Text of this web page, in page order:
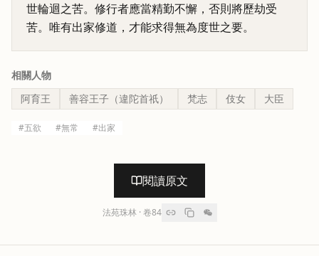
世輪迴之苦。修行者應當精勤不懈，否則將歷劫受
苦。唯有出家修道，才能求得無為度世之要。
相關人物
阿育王
善容王子（違陀首祇） 梵志 伎女 大臣
#五欲 #無常 #出家
閱讀原文
法苑珠林· 卷84